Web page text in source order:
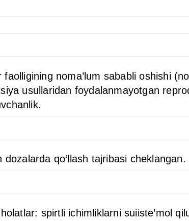
noma’lum sababli oshishi
usullaridan foydalanmayotgan
qo‘llash tajribasi cheklangan.
spirtli ichimliklarni suiiste’mol